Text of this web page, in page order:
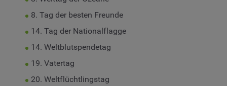
8. Tag der besten Freunde
14. Tag der Nationalflagge
14. Weltblutspendetag
19. Vatertag
20. Weltflüchtlingstag